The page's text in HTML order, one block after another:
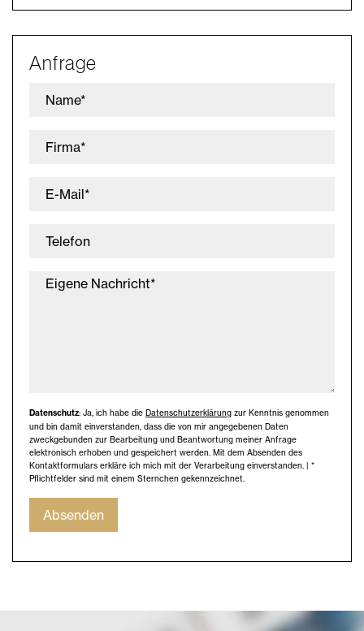
Anfrage
Name*
Firma*
E-Mail*
Telefon
Eigene Nachricht*
Datenschutz: Ja, ich habe die Datenschutzerklärung zur Kenntnis genommen
und bin damit einverstanden, dass die von mir angegebenen Daten
zweckgebunden zur Bearbeitung und Beantwortung meiner Anfrage
elektronisch erhoben und gespeichert werden. Mit dem Absenden des
Kontaktformulars erkläre ich mich mit der Verarbeitung einverstanden. | *
Pflichtfelder sind mit einem Sternchen gekennzeichnet.
Absenden